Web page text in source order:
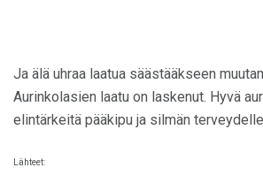
Ja älä uhraa laatua säästääkseen
Aurinkolasien laatu on laskenut. Hyvä
elintärkeitä pääkipu ja silmän
Lähteet: